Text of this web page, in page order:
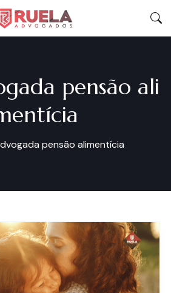
pensão ali
pensão alimentícia